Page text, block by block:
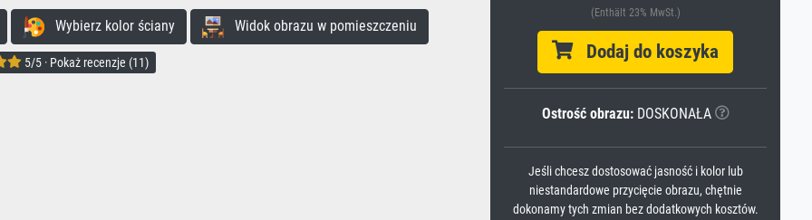
Wybierz kolor ściany Widok obrazu w pomieszczeniu
5/5 · Pokaż recenzje (11)
(Enthält 23% MwSt.)
Dodaj do koszyka
Ostrość obrazu:DOSKONAŁA
Jeśli chcesz dostosować jasność i kolor lub
niestandardowe przycięcie obrazu, chętnie
dokonamy tych zmian bez dodatkowych kosztów.